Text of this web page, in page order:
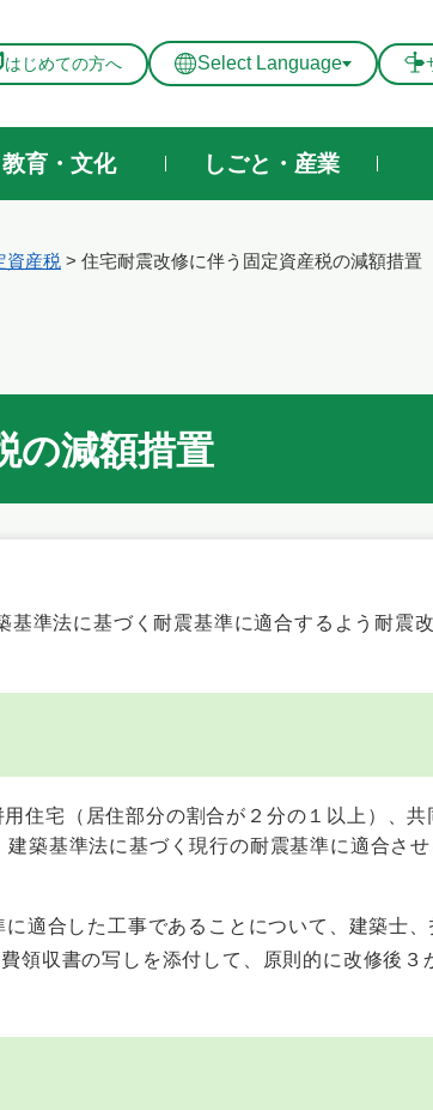
はじめての方へ Select Language
教育・文化 しごと・産業
資産税 > 住宅耐震改修に伴う固定資産税の減額措置
の減額措置
準法に基づく耐震基準に適合するよう耐震
住宅（居住部分の割合が２分の１以上）、
築基準法に基づく現行の耐震基準に適合さ
適合した工事であることについて、建築士
領収書の写しを添付して、原則的に改修後